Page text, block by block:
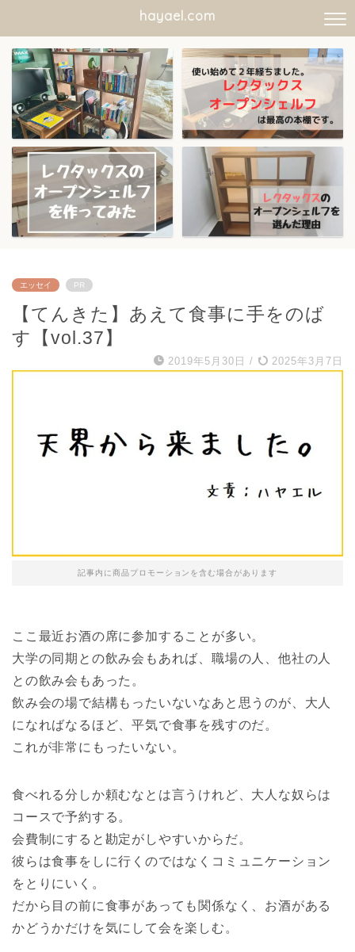
hayael.com
エッセイ PR
【てんきた】あえて食事に手をのば
す【vol.37】
2019年5月30日 / 2025年3月7日
記事内に商品プロモーションを含む場合があります
ここ最近お酒の席に参加することが多い。
大学の同期との飲み会もあれば、職場の人、他社の人
との飲み会もあった。
飲み会の場で結構もったいないなあと思うのが、大人
になればなるほど、平気で食事を残すのだ。
これが非常にもったいない。
食べれる分しか頼むなとは言うけれど、大人な奴らは
コースで予約する。
会費制にすると勘定がしやすいからだ。
彼らは食事をしに行くのではなくコミュニケーション
をとりにいく。
だから目の前に食事があっても関係なく、お酒がある
かどうかだけを気にして会を楽しむ。